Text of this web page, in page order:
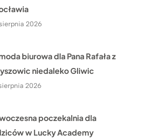
2026
biurowa dla Pana Rafała z
niedaleko Gliwic
2026
poczekalnia dla
w Lucky Academy